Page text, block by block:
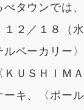
タウンでは
２／１８（
ベーカリー
ＫＵＳＨＩＭ
ーキ、〈ポー